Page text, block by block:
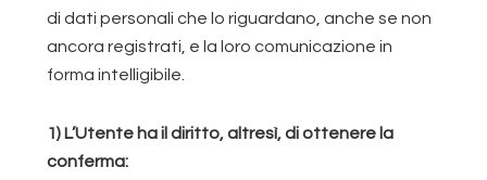
di dati personali che lo riguardano, anche se non
ancora registrati, e la loro comunicazione in
forma intelligibile.
1) L’Utente ha il diritto, altresì, di ottenere la
conferma: